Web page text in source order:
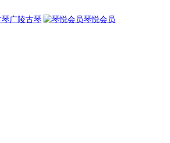
广陵古琴 琴悦会员